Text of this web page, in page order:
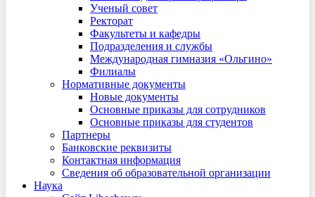
Ученый совет
Ректорат
Факультеты и кафедры
Подразделения и службы
Международная гимназия «Ольгино»
Филиалы
Нормативные документы
Новые документы
Основные приказы для сотрудников
Основные приказы для студентов
Партнеры
Банковские реквизиты
Контактная информация
Сведения об образовательной организации
Наука